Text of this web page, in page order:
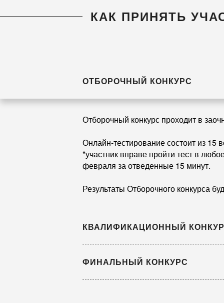
КАК ПРИНЯТЬ
ОТБОРОЧНЫЙ КОНКУРС
Отборочный конкурс проходит в
Онлайн-тестирование состоит из 15
*участник вправе пройти тест в
февраля за отведенные 15 минут.
Результаты Отборочного конкурса
КВАЛИФИКАЦИОННЫЙ
ФИНАЛЬНЫЙ КОНКУРС